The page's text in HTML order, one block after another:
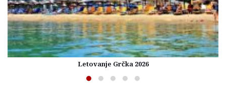
Letovanje Grčka 2026